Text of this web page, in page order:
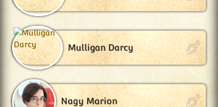
Mulligan Darcy
Nagy Marion